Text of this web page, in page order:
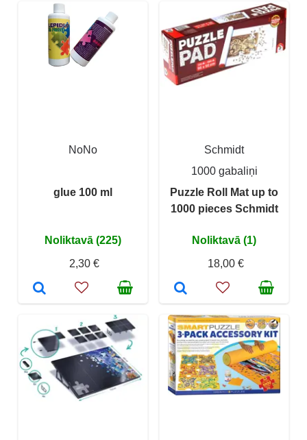
NoNo
glue 100 ml
Noliktavā (225)
2,30 €
Schmidt
1000 gabaliņi
Puzzle Roll Mat up to
1000 pieces Schmidt
Noliktavā (1)
18,00 €